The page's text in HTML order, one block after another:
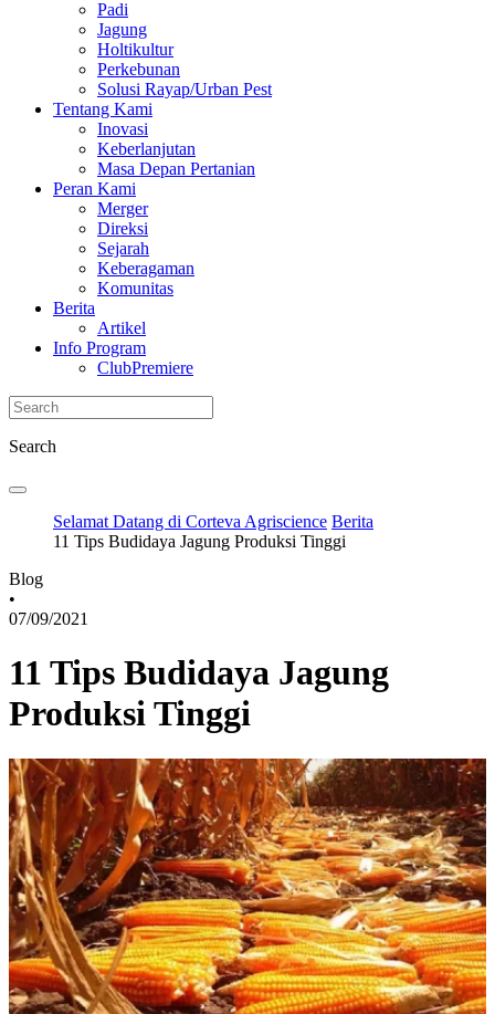
Padi
Jagung
Holtikultur
Perkebunan
Solusi Rayap/Urban Pest
Tentang Kami
Inovasi
Keberlanjutan
Masa Depan Pertanian
Peran Kami
Merger
Direksi
Sejarah
Keberagaman
Komunitas
Berita
Artikel
Info Program
ClubPremiere
Search
Selamat Datang di Corteva Agriscience Berita
11 Tips Budidaya Jagung Produksi Tinggi
Blog
•
07/09/2021
11 Tips Budidaya Jagung
Produksi Tinggi